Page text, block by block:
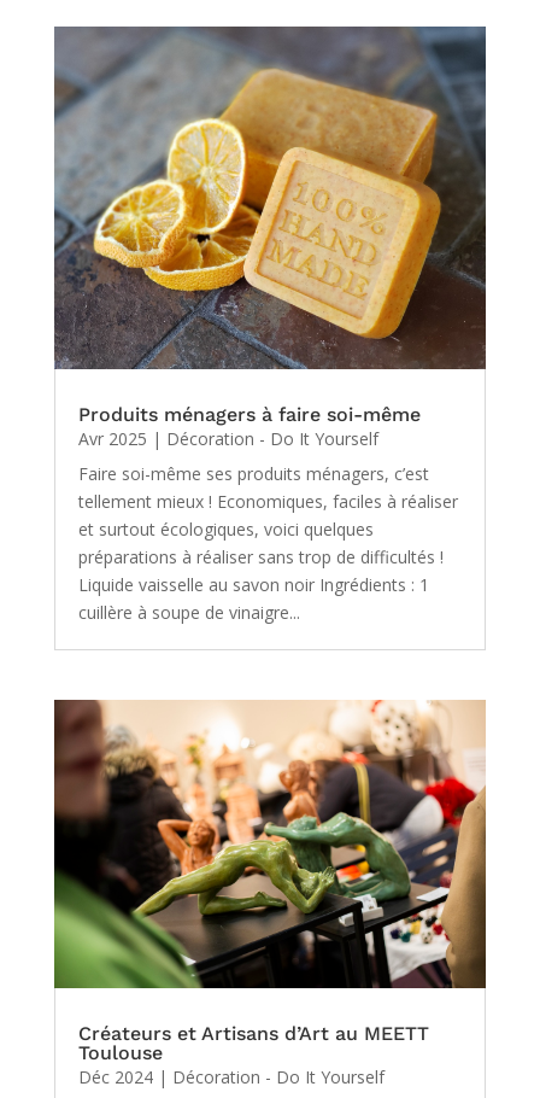
Produits ménagers à faire soi-même
Avr 2025 | Décoration - Do It Yourself
Faire soi-même ses produits ménagers, c’est
tellement mieux ! Economiques, faciles à réaliser
et surtout écologiques, voici quelques
préparations à réaliser sans trop de difficultés !
Liquide vaisselle au savon noir Ingrédients : 1
cuillère à soupe de vinaigre...
Créateurs et Artisans d’Art au MEETT
Toulouse
Déc 2024| Décoration - Do It Yourself